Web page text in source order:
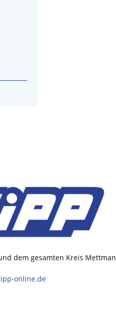
dem gesamten Kreis
online.de